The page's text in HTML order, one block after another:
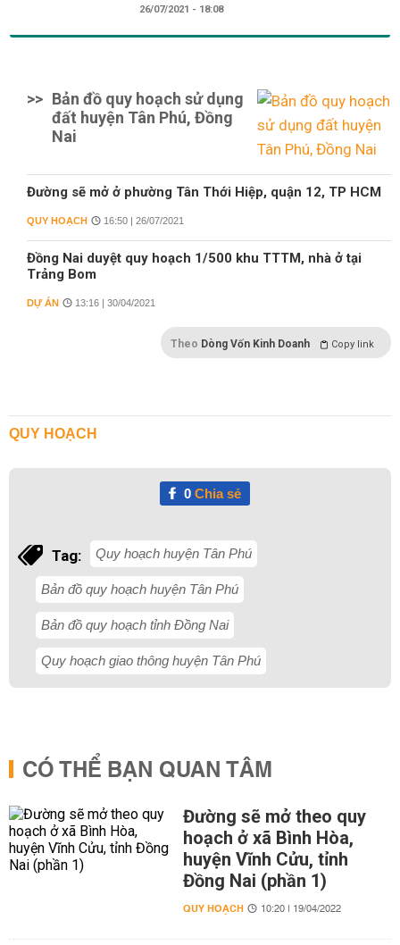
26/07/2021 - 18:08
>> Bản đồ quy hoạch sử dụng
đất huyện Tân Phú, Đồng
Nai
Đường sẽ mở ở phường Tân Thới Hiệp, quận 12, TP HCM
QUY HOẠCH 16:50 | 26/07/2021
Đồng Nai duyệt quy hoạch 1/500 khu TTTM, nhà ở tại
Trảng Bom
DỰ ÁN 13:16 | 30/04/2021
Theo Dòng Vốn Kinh Doanh Copy link
QUY HOẠCH
0Chia sẻ
Tag: Quy hoạch huyện Tân Phú
Bản đồ quy hoạch huyện Tân Phú
Bản đồ quy hoạch tỉnh Đồng Nai
Quy hoạch giao thông huyện Tân Phú
CÓ THỂ BẠN QUAN TÂM
Đường sẽ mở theo quy
hoạch ở xã Bình Hòa,
huyện Vĩnh Cửu, tỉnh
Đồng Nai (phần 1)
QUY HOẠCH 10:20 | 19/04/2022